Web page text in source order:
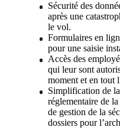
Sécurité des
après une
le vol.
Formulaires en
pour une saisie
Accès des
qui leur sont
moment et en tout
Simplification de
réglementaire de
de gestion de la
dossiers pour